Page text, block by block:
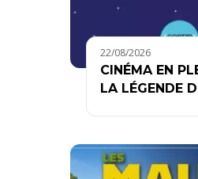
22/08/2026
CINÉMA EN
LA LÉGENDE